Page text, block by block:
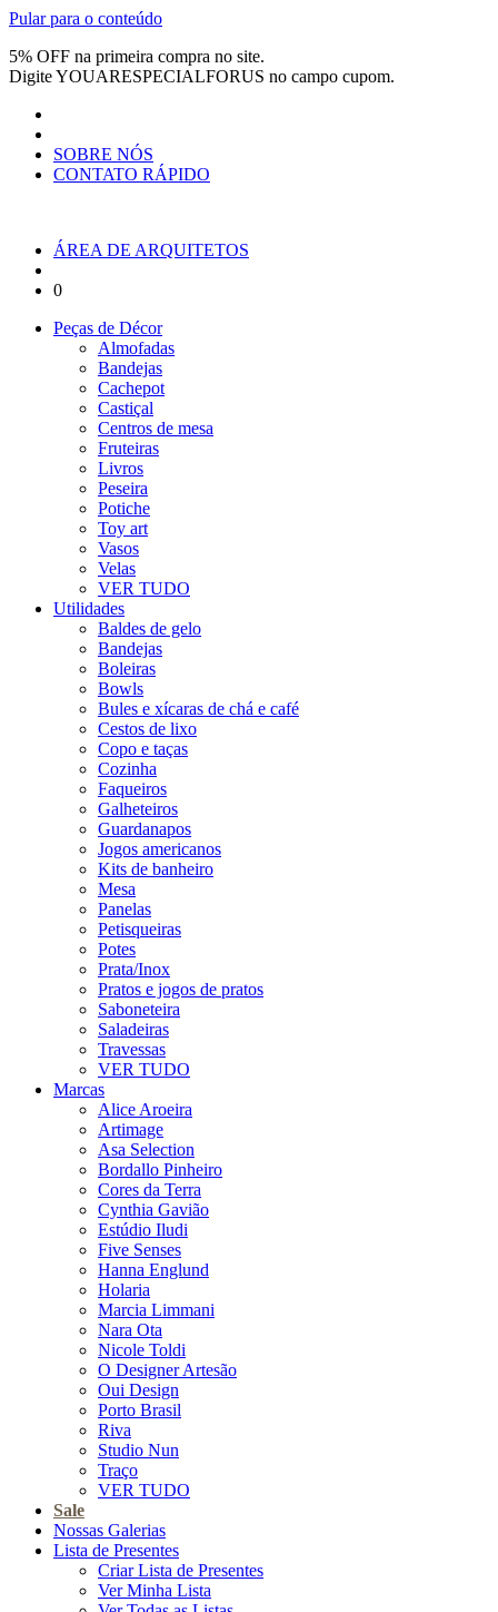
Pular para o conteúdo
5% OFF na primeira compra no site.
DigiteYOUARESPECIALFORUS no campo cupom.
SOBRE NÓS
CONTATO RÁPIDO
ÁREA DE ARQUITETOS
0
Peças de Décor
Almofadas
Bandejas
Cachepot
Castiçal
Centros de mesa
Fruteiras
Livros
Peseira
Potiche
Toy art
Vasos
Velas
VER TUDO
Utilidades
Baldes de gelo
Bandejas
Boleiras
Bowls
Bules e xícaras de chá e café
Cestos de lixo
Copo e taças
Cozinha
Faqueiros
Galheteiros
Guardanapos
Jogos americanos
Kits de banheiro
Mesa
Panelas
Petisqueiras
Potes
Prata/Inox
Pratos e jogos de pratos
Saboneteira
Saladeiras
Travessas
VER TUDO
Marcas
Alice Aroeira
Artimage
Asa Selection
Bordallo Pinheiro
Cores da Terra
Cynthia Gavião
Estúdio Iludi
Five Senses
Hanna Englund
Holaria
Marcia Limmani
Nara Ota
Nicole Toldi
O Designer Artesão
Oui Design
Porto Brasil
Riva
Studio Nun
Traço
VER TUDO
Sale
Nossas Galerias
Lista de Presentes
Criar Lista de Presentes
Ver Minha Lista